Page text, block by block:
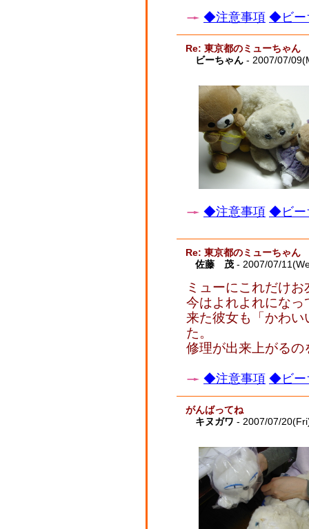
◆注意事項 ◆ビー
Re: 東京都のミューちゃん
ビーちゃん - 2007/07/
◆注意事項 ◆ビー
Re: 東京都のミューちゃん
佐藤 茂 - 2007/07/
ミューにこれだけ
今はよれよれにな
来た彼女も「かわ
た。
修理が出来上がる
◆注意事項 ◆ビー
がんばってね
キヌガワ - 2007/07/